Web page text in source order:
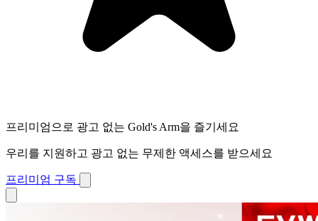
프리미엄으로 광고 없는 Gold's Arm을 즐기세요
우리를 지원하고 광고 없는 무제한 액세스를 받으세요
프리미엄 구독